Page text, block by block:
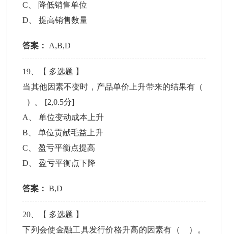
C
降低销售单位
D 、提高销售数量
答案： A,B,D
19 、【 多选题 】
当其他因素不变时，产品单价上升带来的结果有（
）。 [2,0.5分]
A
、单位变动成本上升
B 、单位贡献毛益上升
C 、盈亏平衡点提高
D 、盈亏平衡点下降
答案： B,D
20 、【 多选题 】
下列会使金融工具发行价格升高的因素有（ ）。